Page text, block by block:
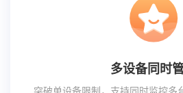
多设备同时